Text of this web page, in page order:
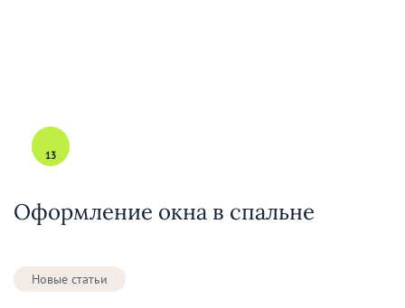
13
Оформление окна в спальне
Новые статьи